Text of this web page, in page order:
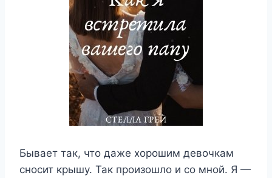
Бывает так, что даже хорошим девочкам
сносит крышу. Так произошло и со мной. Я —